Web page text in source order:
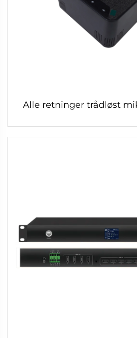
Alle retninger trådløst